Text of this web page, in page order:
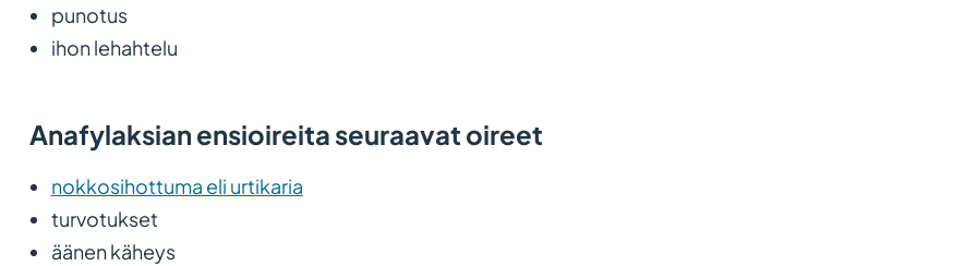
punotus
ihon lehahtelu
Anafylaksian ensioireita seuraavat oireet
nokkosihottuma eli urtikaria
turvotukset
äänen käheys